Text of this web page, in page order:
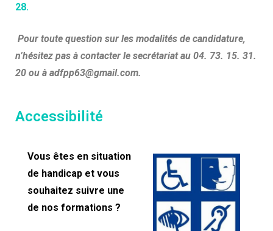
28.
Pour toute question sur les modalités de candidature,
n’hésitez pas à contacter le secrétariat au 04. 73. 15. 31.
20 ou à adfpp63@gmail.com.
Accessibilité
Vous êtes en situation
de handicap et vous
souhaitez suivre une
de nos formations ?